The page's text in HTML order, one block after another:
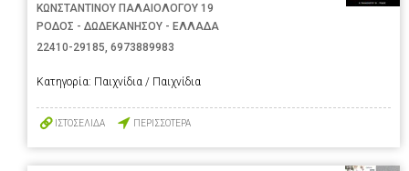
ΚΩΝΣΤΑΝΤΙΝΟΥ ΠΑΛΑΙΟΛΟΓΟΥ 19
ΡΟΔΟΣ - ΔΩΔΕΚΑΝΗΣΟΥ - ΕΛΛΑΔΑ
22410-29185 6973889983
Κατηγορία: Παιχνίδια / Παιχνίδια
ΙΣΤΟΣΕΛΙΔΑ ΠΕΡΙΣΣΟΤΕΡΑ